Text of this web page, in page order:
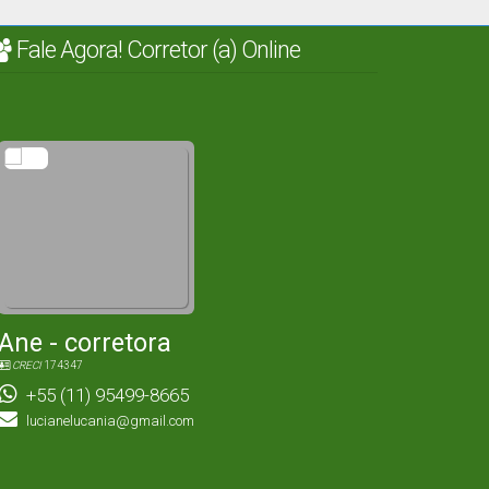
Fale Agora! Corretor (a) Online
- corretora
CRECI174347
+55 (11) 95499-8665
lucianelucania@gmail.com